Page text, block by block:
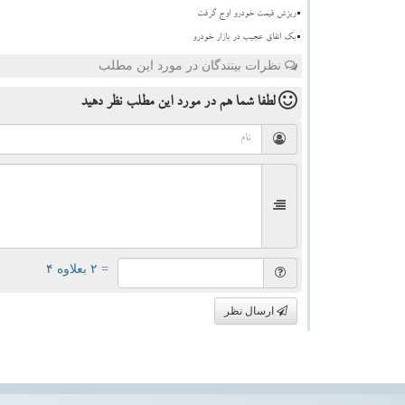
ریزش قیمت خودرو اوج گرفت
بک اتفاق عجیب در بازار خودرو
نظرات بینندگان در مورد این مطلب
لطفا شما همدر مورد این مطلب نظر دهید
= ۲ بعلاوه ۴
ارسال نظر